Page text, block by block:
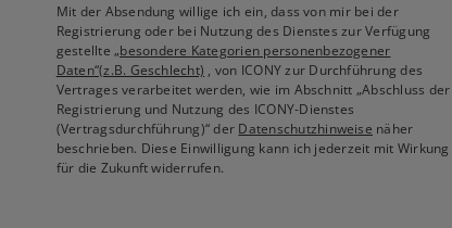
Mit der Absendung willige ich ein, dass von mir bei der
Registrierung oder bei Nutzung des Dienstes zur Verfügung
gestellte„besondere Kategorien personenbezogener
Daten“(z.B. Geschlecht) , von ICONY zur Durchführung des
Vertrages verarbeitet werden, wie im Abschnitt „Abschluss der
Registrierung und Nutzung des ICONY-Dienstes
(Vertragsdurchführung)“ der Datenschutzhinweise näher
beschrieben. Diese Einwilligung kann ich jederzeit mit Wirkung
für die Zukunft widerrufen.